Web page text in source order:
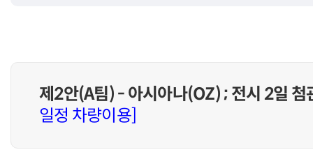
제2안(A팀) - 아시아나(OZ) ; 전시 2일 첨
일정 차량이용]